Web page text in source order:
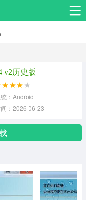
游戏辅助
v2历史版
统：Android
间：2026-06-23